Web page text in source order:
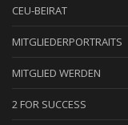
CEU-BEIRAT
MITGLIEDERPORTRAITS
MITGLIED WERDEN
2 FOR SUCCESS